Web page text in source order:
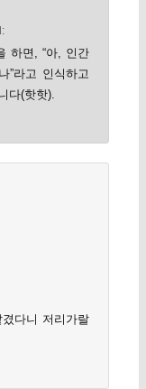
하면, “아, 인간
”라고 인식하고
다(핫핫).
겼다니 저리가랄